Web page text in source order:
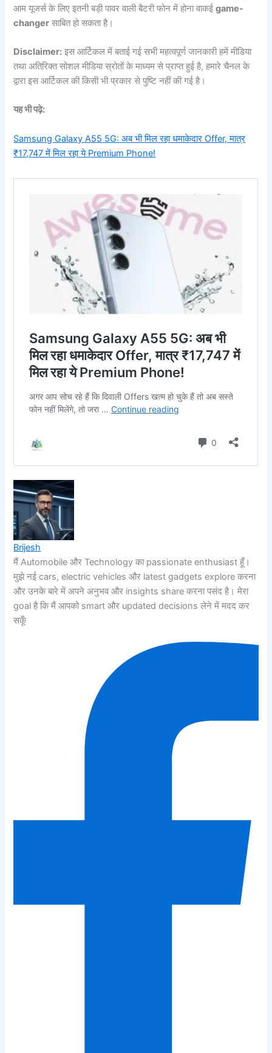
आम यूजर्स के लिए इतनी बड़ी पावर वाली बैटरी फोन में होना वाकईgame-
changer साबित हो सकता है।
Disclaimer: इस आर्टिकल में बताई गई सभी महत्वपूर्ण जानकारी हमें मीडिया
तथा अतिरिक्त सोशल मीडिया स्रोतों के माध्यम से प्राप्त हुई है, हमारे चैनल के
द्वारा इस आर्टिकल की किसी भी प्रकार से पुष्टि नहीं की गई है।
यह भी पढ़े:
Samsung Galaxy A55 5G: अब भी मिल रहा धमाकेदार Offer, मात्र
₹17,747 में मिल रहा ये Premium Phone!
Brijesh
मैं Automobile और Technology का passionate enthusiast हूँ।
मुझे नई cars, electric vehicles और latest gadgets explore करना
और उनके बारे में अपने अनुभव और insights share करना पसंद है। मेरा
goal है कि मैं आपको smart और updated decisions लेने में मदद कर
सकूँ